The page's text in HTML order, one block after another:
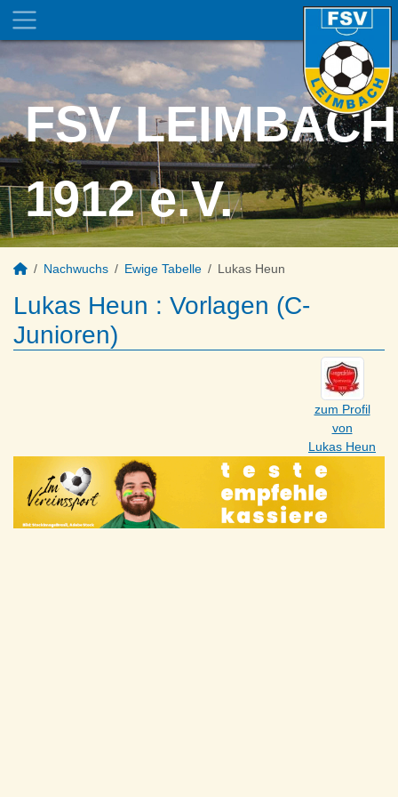
FSV LEIMBACH
1912 e.V.
Nachwuchs Ewige Tabelle Lukas Heun
Lukas Heun : Vorlagen (C-
Junioren)
zum Profil
von
Lukas Heun